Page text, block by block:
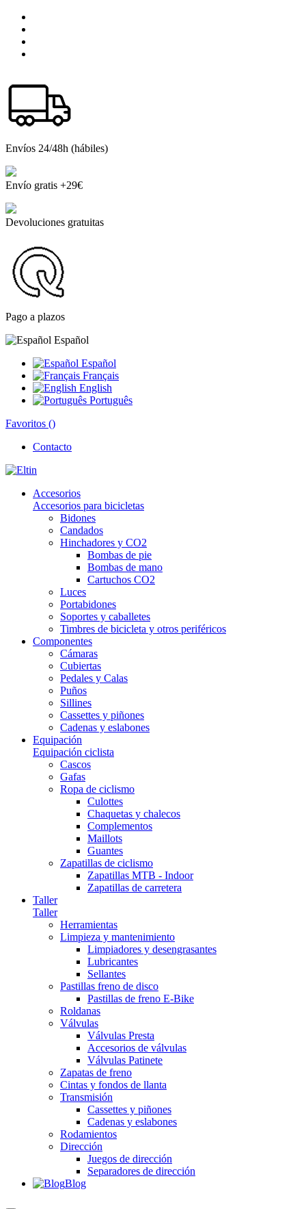
Envíos 24/48h (hábiles)
Envío gratis +29€
Devoluciones gratuitas
Pago a plazos
Español
Español
Français
English
Português
Favoritos ()
Contacto
Accesorios
Accesorios para bicicletas
Bidones
Candados
Hinchadores y CO2
Bombas de pie
Bombas de mano
Cartuchos CO2
Luces
Portabidones
Soportes y caballetes
Timbres de bicicleta y otros periféricos
Componentes
Cámaras
Cubiertas
Pedales y Calas
Puños
Sillines
Cassettes y piñones
Cadenas y eslabones
Equipación
Equipación ciclista
Cascos
Gafas
Ropa de ciclismo
Culottes
Chaquetas y chalecos
Complementos
Maillots
Guantes
Zapatillas de ciclismo
Zapatillas MTB - Indoor
Zapatillas de carretera
Taller
Taller
Herramientas
Limpieza y mantenimiento
Limpiadores y desengrasantes
Lubricantes
Sellantes
Pastillas freno de disco
Pastillas de freno E-Bike
Roldanas
Válvulas
Válvulas Presta
Accesorios de válvulas
Válvulas Patinete
Zapatas de freno
Cintas y fondos de llanta
Transmisión
Cassettes y piñones
Cadenas y eslabones
Rodamientos
Dirección
Juegos de dirección
Separadores de dirección
Blog